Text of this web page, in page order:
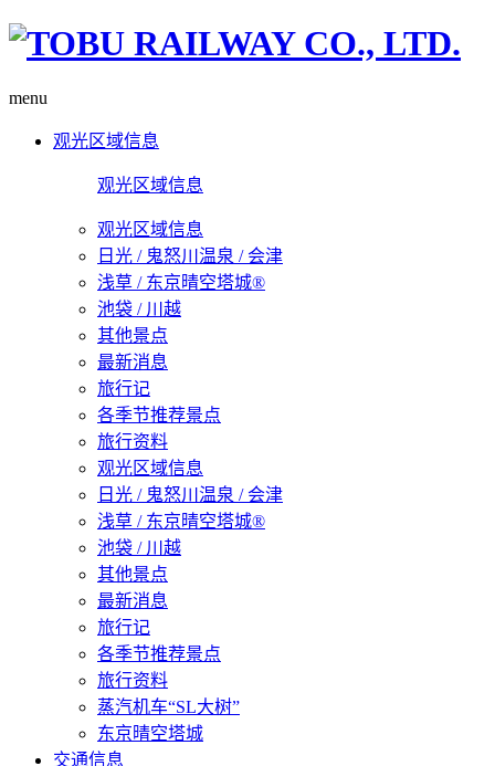
menu
观光区域信息
观光区域信息
观光区域信息
日光 / 鬼怒川温泉 / 会津
浅草 / 东京晴空塔城®
池袋 / 川越
其他景点
最新消息
旅行记
各季节推荐景点
旅行资料
观光区域信息
日光 / 鬼怒川温泉 / 会津
浅草 / 东京晴空塔城®
池袋 / 川越
其他景点
最新消息
旅行记
各季节推荐景点
旅行资料
蒸汽机车“SL大树”
东京晴空塔城
交通信息